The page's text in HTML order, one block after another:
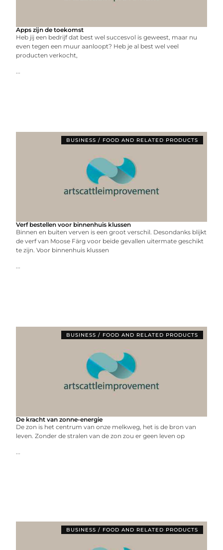
Apps zijn de toekomst
Heb jij een bedrijf dat best wel succesvol is geweest, maar nu
even tegen een muur aanloopt? Heb je al best wel veel
producten verkocht,
...
BUSINESS / FOOD AND RELATED PRODUCTS
Verf bestellen voor binnenhuis klussen
Binnen en buiten verven is een groot verschil. Desondanks blijkt
de verf van Moose Färg voor beide gevallen uitermate geschikt
te zijn. Voor binnenhuis klussen
...
BUSINESS / FOOD AND RELATED PRODUCTS
De kracht van zonne-energie
De zon is het centrum van onze melkweg, het is de bron van
leven. Zonder de stralen van de zon zou er geen leven op
...
BUSINESS / FOOD AND RELATED PRODUCTS